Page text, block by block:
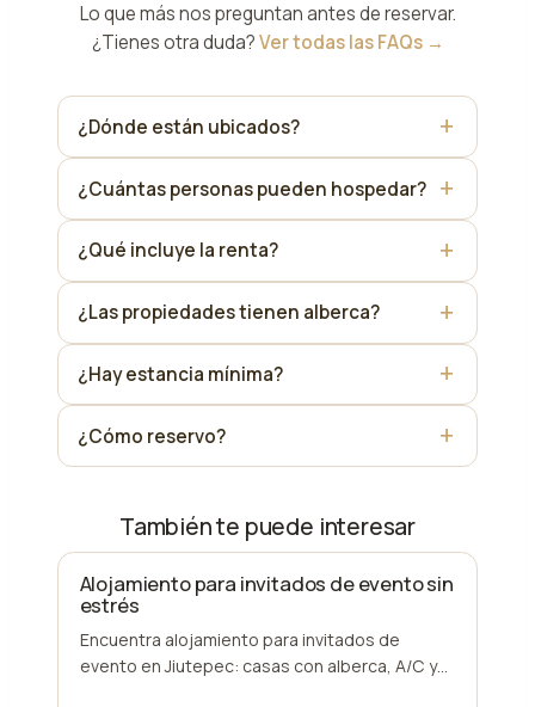
Lo que más nos preguntan antes de reservar.
¿Tienes otra duda?Ver todas las FAQs →
¿Dónde están ubicados?
¿Cuántas personas pueden hospedar?
¿Qué incluye la renta?
¿Las propiedades tienen alberca?
¿Hay estancia mínima?
¿Cómo reservo?
También te puede interesar
Alojamiento para invitados de evento sin
estrés
Encuentra alojamiento para invitados de
evento en Jiutepec: casas con alberca, A/C y